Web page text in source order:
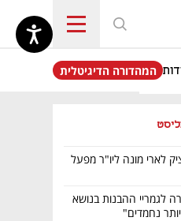
נפתח בכרטיסייה חדשה
המהדורה הדיגיטלית
לארי מונה ליו"ר מפעל
לגמריי ההבנות בנושא
נחמדים"